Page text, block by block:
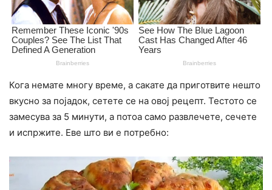
Кога немате многу време, а сакате да приготвите нешто
вкусно за појадок, сетете се на овој рецепт. Тестото се
замесува за 5 минути, а потоа само развлечете, сечете
и испржите. Еве што ви е потребно: